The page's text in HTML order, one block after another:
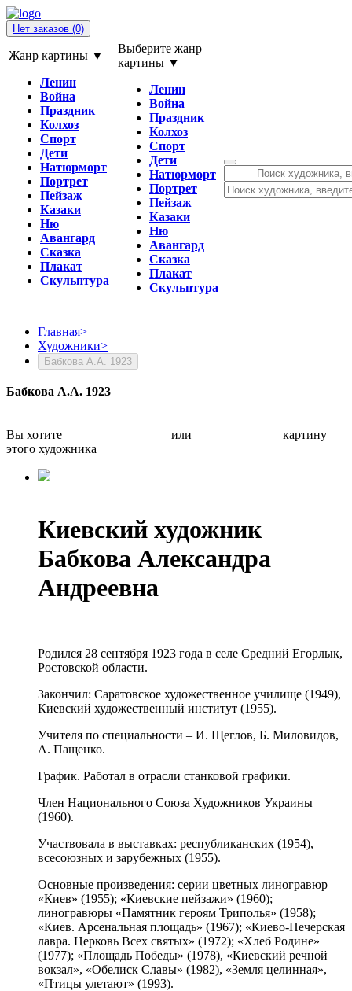
Нет заказов (0)
Жанр картины ▼
Ленин
Война
Праздник
Колхоз
Спорт
Дети
Натюрморт
Портрет
Пейзаж
Казаки
Ню
Авангард
Сказка
Плакат
Скульптура
Выберите жанр
картины ▼
Ленин
Война
Праздник
Колхоз
Спорт
Дети
Натюрморт
Портрет
Пейзаж
Казаки
Ню
Авангард
Сказка
Плакат
Скульптура
Главная>
Художники>
Бабкова А.А. 1923
Бабкова А.А. 1923
Вы хотите или
картину
этого художника
Киевский художник
Бабкова Александра
Андреевна
Родился 28 сентября 1923 года в селе Средний Егорлык,
Ростовской области.
Закончил: Саратовское художественное училище (1949),
Киевский художественный институт (1955).
Учителя по специальности – И. Щеглов, Б. Миловидов,
А. Пащенко.
График. Работал в отрасли станковой графики.
Член Национального Союза Художников Украины
(1960).
Участвовала в выставках: республиканских (1954),
всесоюзных и зарубежных (1955).
Основные произведения: серии цветных линогравюр
«Киев» (1955); «Киевские пейзажи» (1960);
линогравюры «Памятник героям Триполья» (1958);
«Киев. Арсенальная площадь» (1967); «Киево-Печерская
лавра. Церковь Всех святых» (1972); «Хлеб Родине»
(1977); «Площадь Победы» (1978), «Киевский речной
вокзал», «Обелиск Славы» (1982), «Земля целинная»,
«Птицы улетают» (1993).